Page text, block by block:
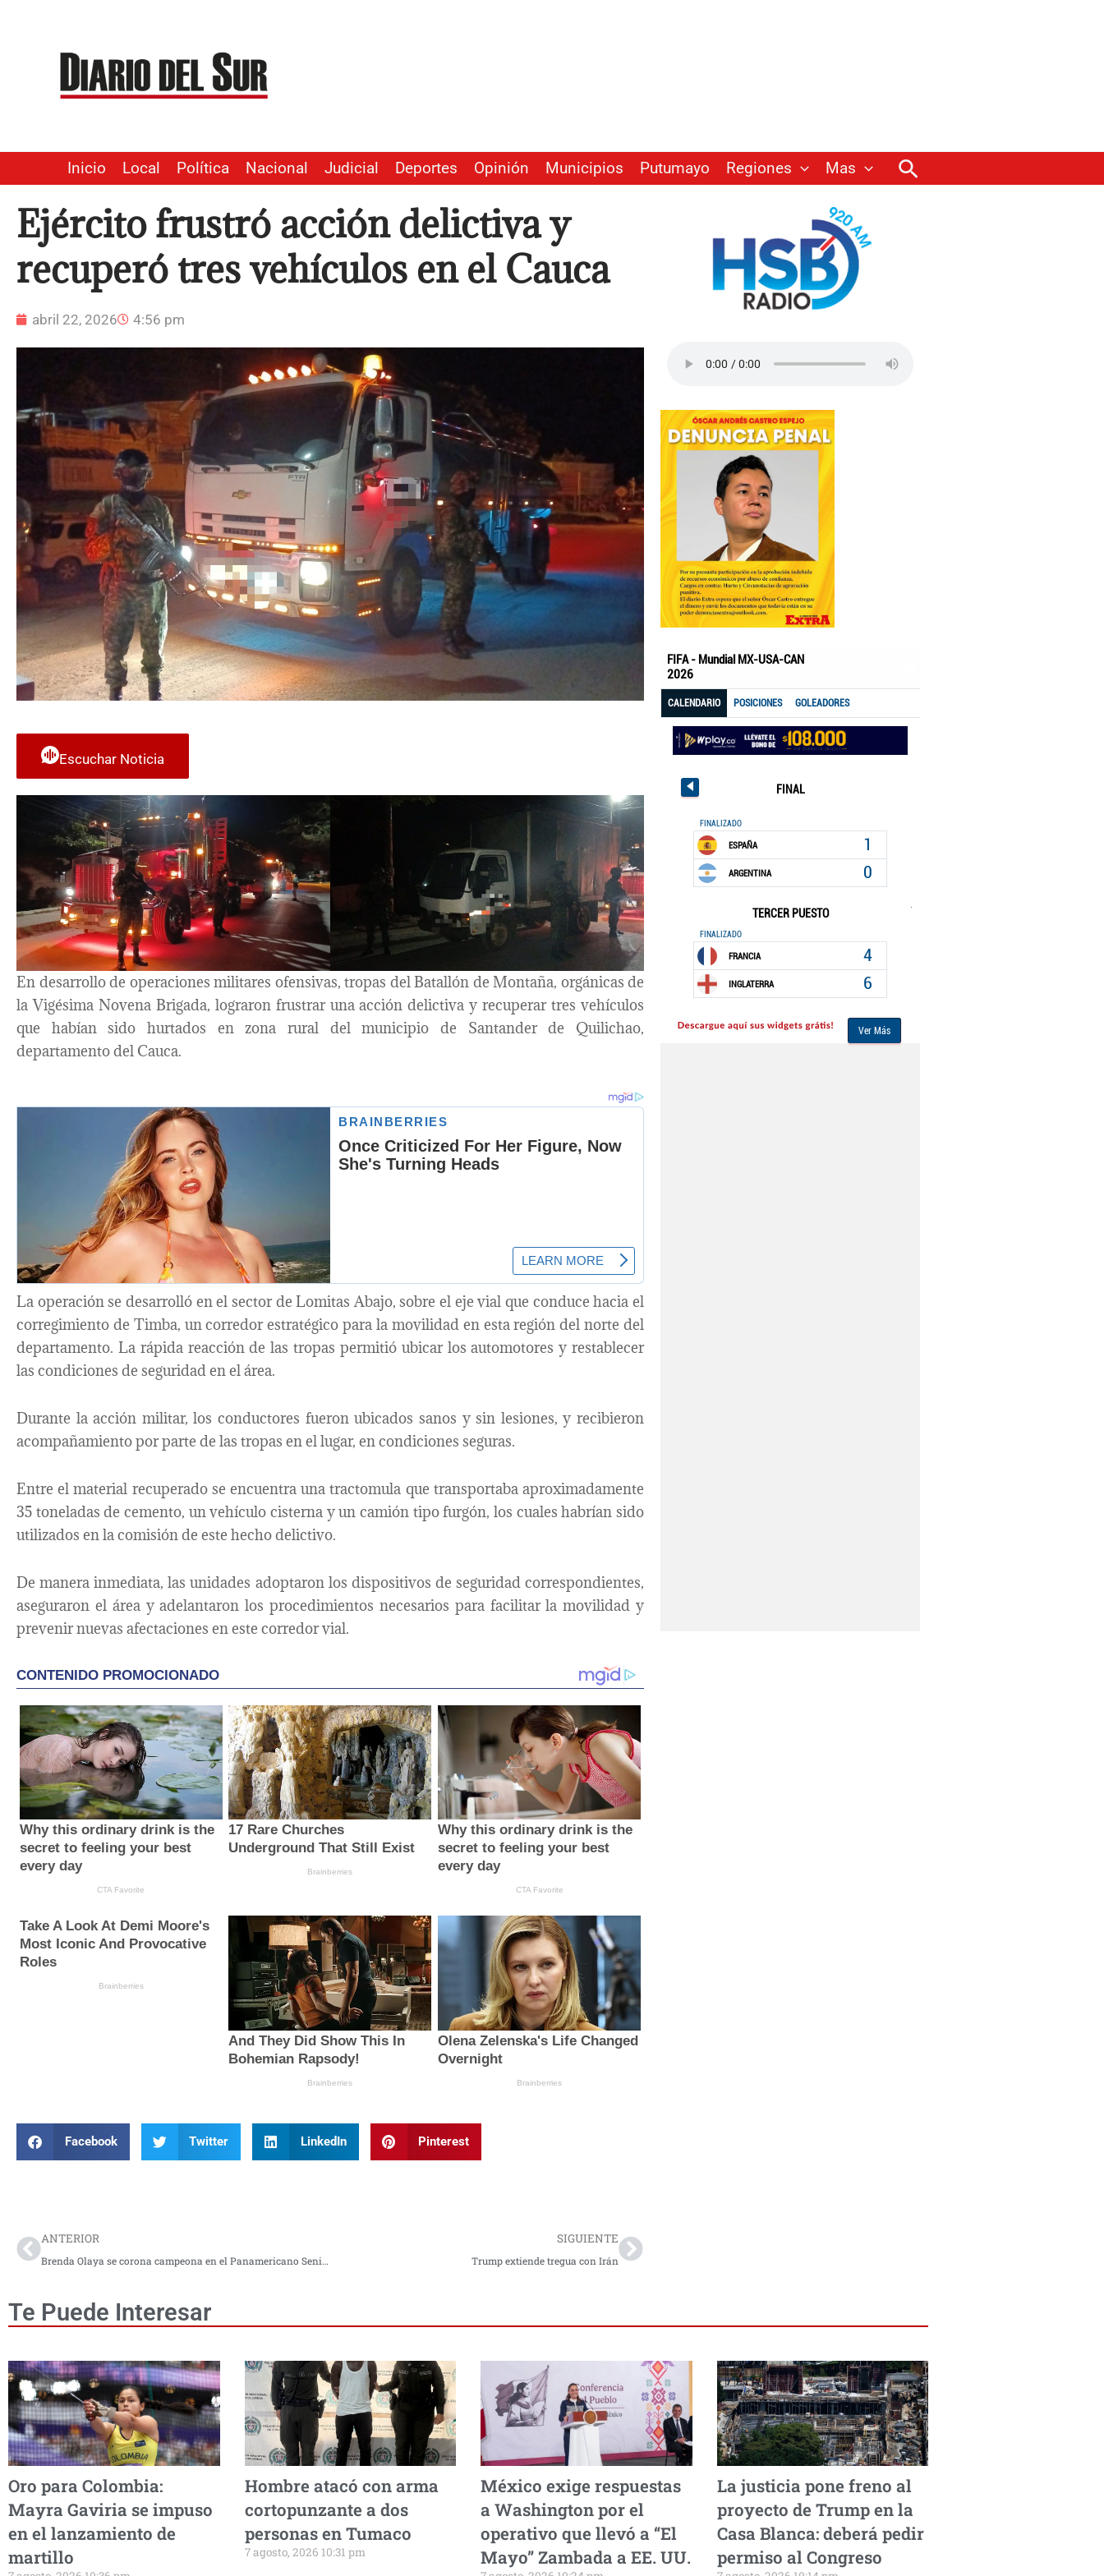
contenido
Inicio Local Política Nacional Judicial Deportes Opinión Municipios Putumayo Regiones Mas Buscar
Ejército frustró acción delictiva y
recuperó tres vehículos en el Cauca
abril 22, 2026 4:56 pm
Escuchar Noticia
En desarrollo de operaciones militares ofensivas, tropas del Batallón de Montaña, orgánicas de
la Vigésima Novena Brigada, lograron frustrar una acción delictiva y recuperar tres vehículos
que habían sido hurtados en zona rural del municipio de Santander de Quilichao,
departamento del Cauca.
La operación se desarrolló en el sector de Lomitas Abajo, sobre el eje vial que conduce hacia el
corregimiento de Timba, un corredor estratégico para la movilidad en esta región del norte del
departamento. La rápida reacción de las tropas permitió ubicar los automotores y restablecer
las condiciones de seguridad en el área.
Durante la acción militar, los conductores fueron ubicados sanos y sin lesiones, y recibieron
acompañamiento por parte de las tropas en el lugar, en condiciones seguras.
Entre el material recuperado se encuentra una tractomula que transportaba aproximadamente
35 toneladas de cemento, un vehículo cisterna y un camión tipo furgón, los cuales habrían sido
utilizados en la comisión de este hecho delictivo.
De manera inmediata, las unidades adoptaron los dispositivos de seguridad correspondientes,
aseguraron el área y adelantaron los procedimientos necesarios para facilitar la movilidad y
prevenir nuevas afectaciones en este corredor vial.
Facebook Twitter LinkedIn Pinterest
ANTERIOR
Brenda Olaya se corona campeona en el Panamericano Senior de Judo
SIGUIENTE
Trump extiende tregua con Irán
Te Puede Interesar
Oro para Colombia:
Mayra Gaviria se impuso
en el lanzamiento de
martillo
Hombre atacó con arma
cortopunzante a dos
personas en Tumaco
7 agosto, 2026 10:31 pm
México exige respuestas
a Washington por el
operativo que llevó a “El
Mayo” Zambada a EE. UU.
La justicia pone freno al
proyecto de Trump en la
Casa Blanca: deberá pedir
permiso al Congreso